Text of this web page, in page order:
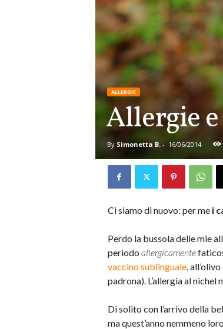
ALLERGIE
Allergie
By Simonetta B.- 16/06/2014
Ci siamo di nuovo: per mei
Perdo la bussola delle mie
periodo allergicamente
vaccino sublinguale,
padrona). L’allergia al nichel
Di solito con l’arrivo della
ma quest’anno nemmeno